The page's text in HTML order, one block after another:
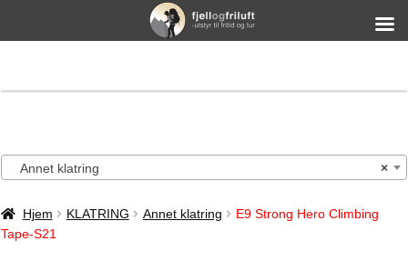
×
Annet klatring
Hjem KLATRING Annet klatring
E9 Strong Hero Climbing
Tape-S21